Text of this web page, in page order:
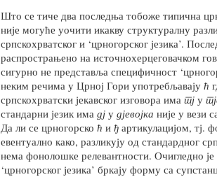
Што се тиче два последња тобоже типична
није могуће уочити икакву структуралну
српскохрватског и ‘црногорског језика’.
распрострањено на источнохерцеговачком
сигурно не представља специфичност
неким речима у Црној Гори употребљавају ћ
српскохрватски јекавског изговора има тј у
стандарни језик има дј у дјевојка није у вези
Да ли се црногорско ћ и ђ артикулацијом, тј.
евентуално како, разликују од стандардног
нема фонолошке релевантности. Очигледно је
‘црногорског језика’ бркају форму са